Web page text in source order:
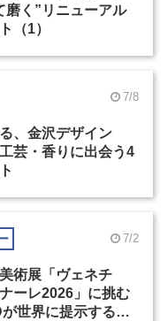
磨く”リニューアル
（1）
7/8
、金沢デザイン
芸・香りに出会う4
7/2
術展「ヴェネチ
ーレ2026」に挑む
世界に提示する美